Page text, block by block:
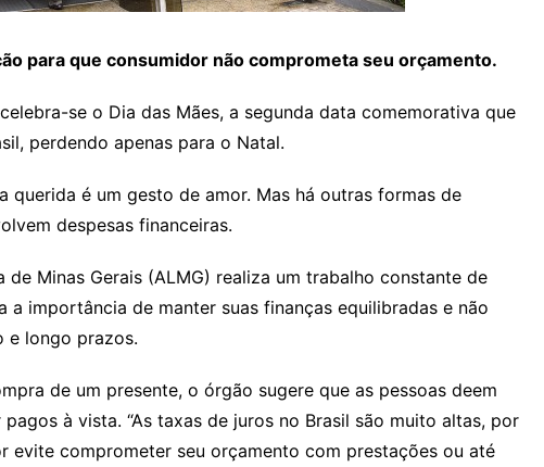
para que consumidor não comprometa seu orçamento.
se o Dia das Mães, a segunda data comemorativa que
perdendo apenas para o Natal.
querida é um gesto de amor. Mas há outras formas de
despesas financeiras.
de Minas Gerais (ALMG) realiza um trabalho constante de
a importância de manter suas finanças equilibradas e não
e longo prazos.
de um presente, o órgão sugere que as pessoas deem
à vista. “As taxas de juros no Brasil são muito altas, por
evite comprometer seu orçamento com prestações ou até